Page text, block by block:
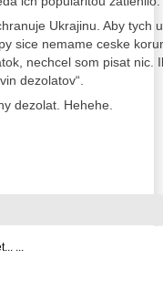
Ukrajinu. Aby tych
sice nemame ceske
nechcel som pisat nic.
dezolatov“.
dezolat. Hehehe.
...